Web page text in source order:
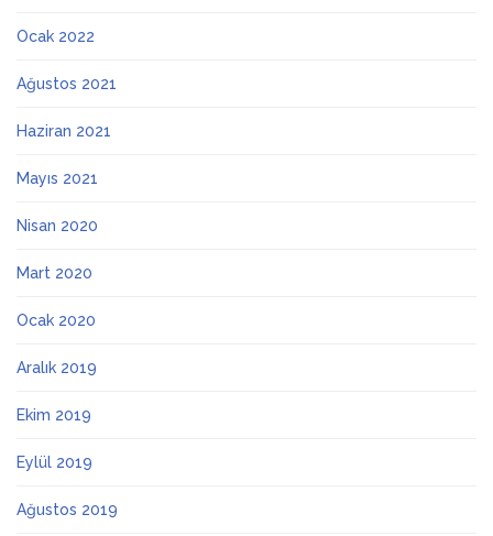
Ocak 2022
Ağustos 2021
Haziran 2021
Mayıs 2021
Nisan 2020
Mart 2020
Ocak 2020
Aralık 2019
Ekim 2019
Eylül 2019
Ağustos 2019